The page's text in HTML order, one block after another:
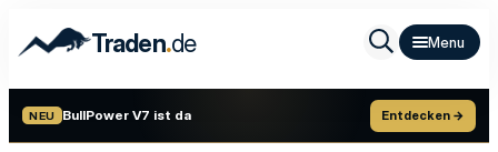
Traden.de
NEU BullPower V7 ist da Entdecken →